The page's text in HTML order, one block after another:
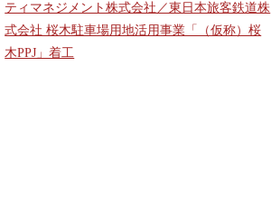
ティマネジメント株式会社／東日本旅客鉄道株
式会社 桜木駐車場用地活用事業「（仮称）桜
木PPJ」着工